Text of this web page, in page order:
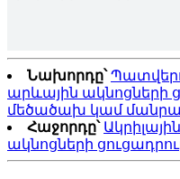
Նախորդը՝
արևային ակնոցների
մեծածախ կամ
Հաջորդը՝
ակնոցների